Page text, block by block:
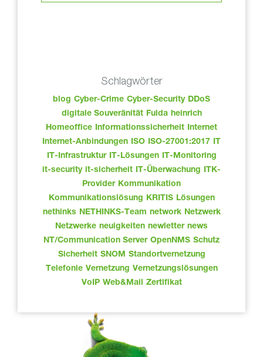
Schlagwörter
blog Cyber-Crime Cyber-Security DDoS
digitale Souveränität Fulda heinrich
Homeoffice Informationssicherheit Internet
Internet-Anbindungen ISO ISO-27001:2017 IT
IT-Infrastruktur IT-Lösungen IT-Monitoring
it-security it-sicherheit IT-Überwachung
ITK-
Provider Kommunikation
Kommunikationslösung
KRITIS Lösungen
nethinks NETHINKS-Team network Netzwerk
Netzwerke neuigkeiten newletter news
NT/Communication Server OpenNMS Schutz
Sicherheit SNOM Standortvernetzung
Telefonie Vernetzung Vernetzungslösungen
VoIP Web&Mail Zertifikat